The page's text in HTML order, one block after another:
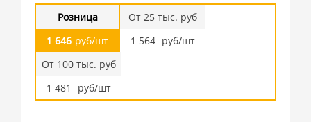
Розница
1 646 руб/шт
От 25 тыс. руб
1 564 руб/шт
От 100 тыс. руб
1 481
руб/шт